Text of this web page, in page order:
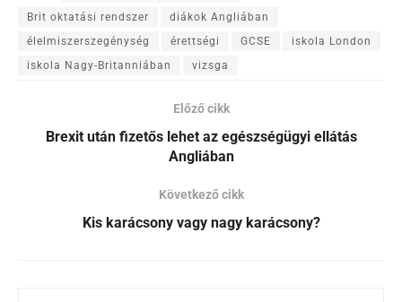
Brit oktatási rendszer
diákok Angliában
élelmiszerszegénység
érettségi GCSE
iskola London
iskola Nagy-Britanniában
vizsga
Előző cikk
Brexit után fizetős lehet az egészségügyi ellátás
Angliában
Következő cikk
Kis karácsony vagy nagy karácsony?